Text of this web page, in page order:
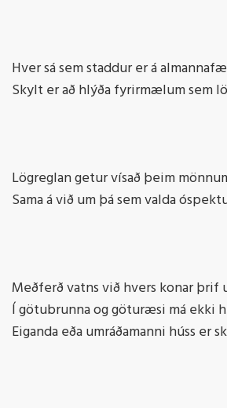
Hver sá sem staddur er á
Skylt er að hlýða fyrirmælum sem
Lögreglan getur vísað þeim
Sama á við um þá sem valda
Meðferð vatns við hvers konar
Í götubrunna og göturæsi má ekki
Eiganda eða umráðamanni húss